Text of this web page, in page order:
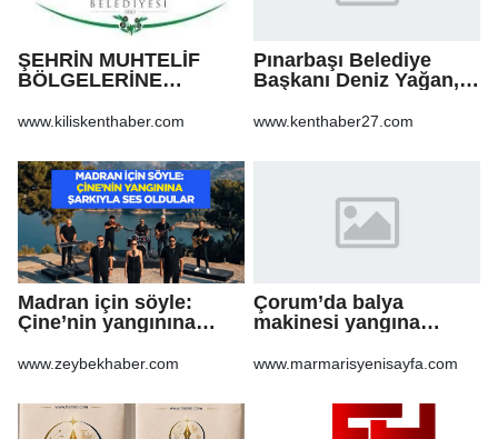
ŞEHRİN MUHTELİF
BÖLGELERİNE
VE BOZULAN
ONARILMASI YAPIM İŞİ
www.kiliskenthaber.com
Pınarbaşı Belediye
Başkanı Deniz Yağan,
www.kenthaber27.com
Madran için söyle:
Çine’nin yangınına
www.zeybekhaber.com
Çorum’da balya
makinesi yangına
anız küle döndü
www.marmarisyenisayfa.com